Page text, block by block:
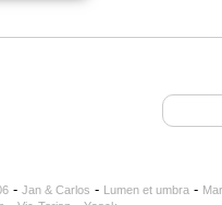
- Jan & Carlos - Lumen et umbra-